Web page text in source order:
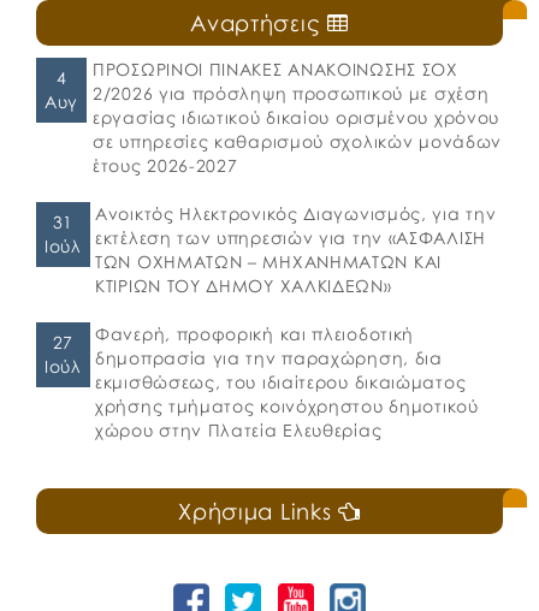
Αναρτήσεις
4
Αυγ
ΠΡΟΣΩΡΙΝΟΙ ΠΙΝΑΚΕΣ ΑΝΑΚΟΙΝΩΣΗΣ ΣΟΧ
2/2026 για πρόσληψη προσωπικού με σχέση
εργασίας ιδιωτικού δικαίου ορισμένου χρόνου
σε υπηρεσίες καθαρισμού σχολικών μονάδων
έτους 2026-2027
31
Ιούλ
Ανοικτός Ηλεκτρονικός Διαγωνισμός, για την
εκτέλεση των υπηρεσιών για την «ΑΣΦΑΛΙΣΗ
ΤΩΝ ΟΧΗΜΑΤΩΝ – ΜΗΧΑΝΗΜΑΤΩΝ ΚΑΙ
ΚΤΙΡΙΩΝ ΤΟΥ ΔΗΜΟΥ ΧΑΛΚΙΔΕΩΝ»
27
Ιούλ
Φανερή, προφορική και πλειοδοτική
δημοπρασία για την παραχώρηση, δια
εκμισθώσεως, του ιδιαίτερου δικαιώματος
χρήσης τμήματος κοινόχρηστου δημοτικού
χώρου στην Πλατεία Ελευθερίας
Χρήσιμα Links